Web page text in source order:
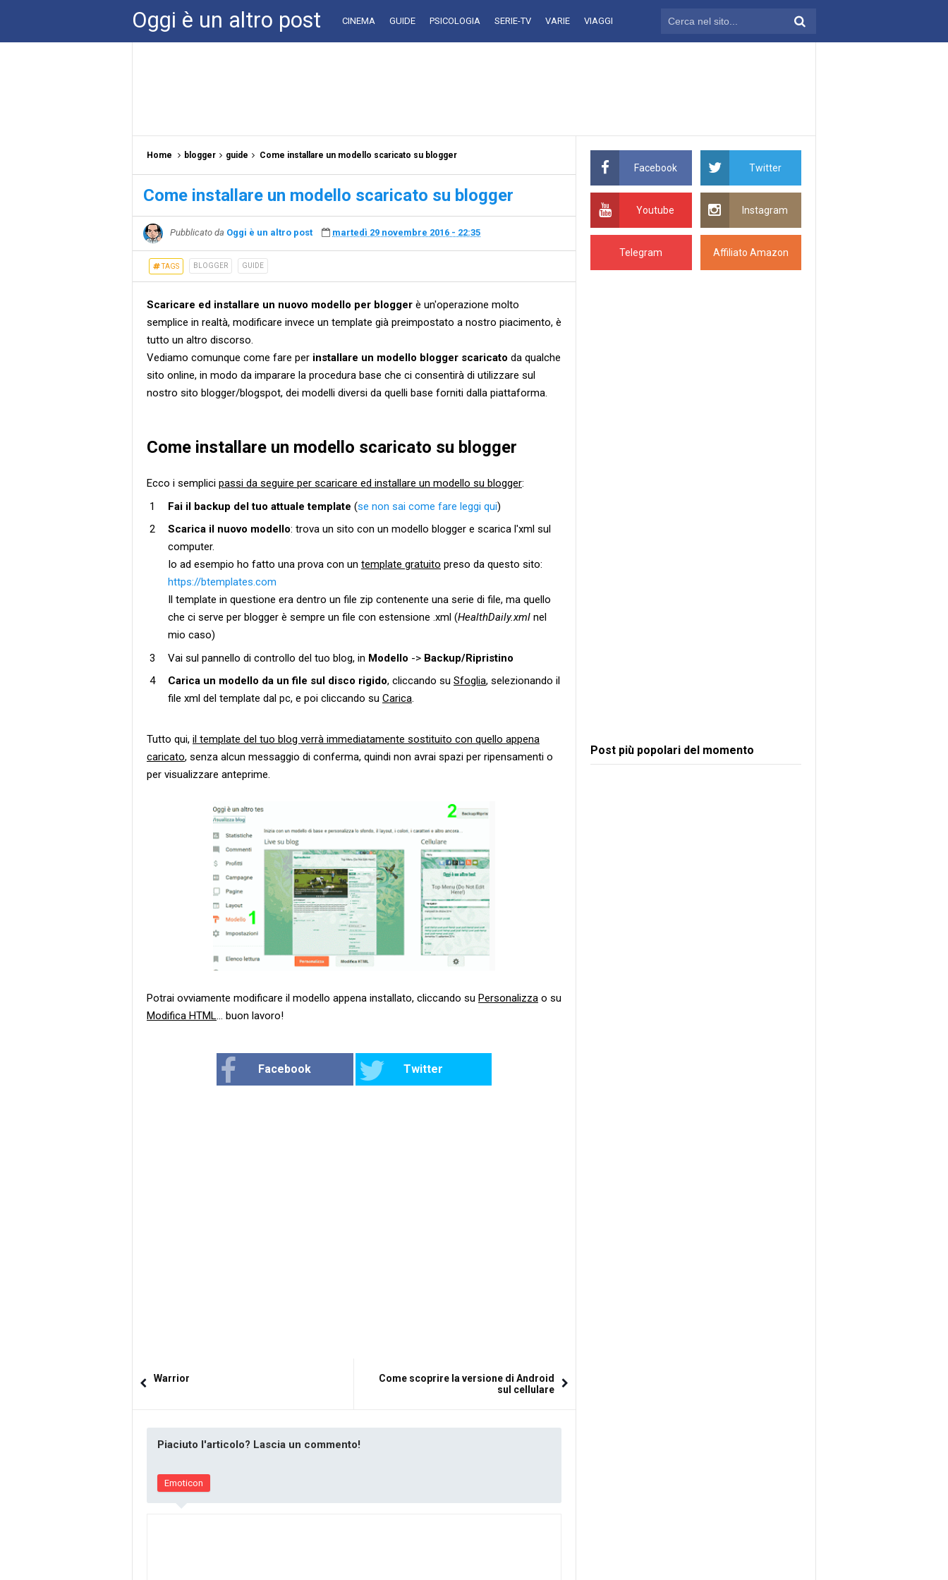
Oggi è un altro post CINEMA GUIDE PSICOLOGIA SERIE-TV VARIE VIAGGI
Home blogger guide Come installare un modello scaricato su blogger
Come installare un modello scaricato su blogger
Pubblicato da Oggi è un altro post martedì 29 novembre 2016 - 22:35
TAGS BLOGGER GUIDE
Scaricare ed installare un nuovo modello per blogger è un'operazione molto
semplice in realtà, modificare invece un template già preimpostato a nostro piacimento, è
tutto un altro discorso.
Vediamo comunque come fare per installare un modello blogger scaricato da qualche
sito online, in modo da imparare la procedura base che ci consentirà di utilizzare sul
nostro sito blogger/blogspot, dei modelli diversi da quelli base forniti dalla piattaforma.
Come installare un modello scaricato su blogger
Ecco i semplici passi da seguire per scaricare ed installare un modello su blogger:
Fai il backup del tuo attuale template (se non sai come fare leggi qui)
Scarica il nuovo modello: trova un sito con un modello blogger e scarica l'xml sul
computer.
Io ad esempio ho fatto una prova con un template gratuito preso da questo sito:
https://btemplates.com
Il template in questione era dentro un file zip contenente una serie di file, ma quello
che ci serve per blogger è sempre un file con estensione .xml (HealthDaily.xml nel
mio caso)
Vai sul pannello di controllo del tuo blog, in Modello -> Backup/Ripristino
Carica un modello da un file sul disco rigido, cliccando su Sfoglia, selezionando il
file xml del template dal pc, e poi cliccando su Carica.
Tutto qui, il template del tuo blog verrà immediatamente sostituito con quello appena
caricato, senza alcun messaggio di conferma, quindi non avrai spazi per ripensamenti o
per visualizzare anteprime.
Potrai ovviamente modificare il modello appena installato, cliccando su Personalizza o su
Modifica HTML ... buon lavoro!
Facebook Twitter
Warrior
Come scoprire la versione di Android
sul cellulare
Piaciuto l'articolo? Lascia un commento!
Emoticon
Facebook Twitter
Youtube Instagram
Telegram Affiliato Amazon
Post più popolari del momento